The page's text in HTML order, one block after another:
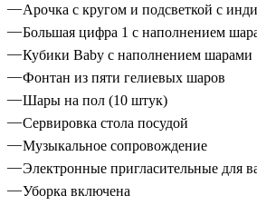
Арочка с кругом и подсветкой с
Большая цифра 1 с наполнением
Кубики Baby с наполнением шарами
Фонтан из пяти гелиевых шаров
Шары на пол (10 штук)
Сервировка стола посудой
Музыкальное сопровождение
Электронные пригласительные для
Уборка включена